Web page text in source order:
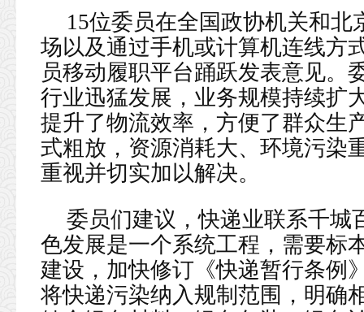
15位委员在全国政协机关和
场以及通过手机或计算机连线方
员移动履职平台踊跃发表意见。
行业迅猛发展，业务规模持续扩
提升了物流效率，方便了群众生
式粗放，资源消耗大、环境污染
重视并切实加以解决。
委员们建议，快递业联系千城
色发展是一个系统工程，需要标
建设，加快修订《快递暂行条例
将快递污染纳入规制范围，明确